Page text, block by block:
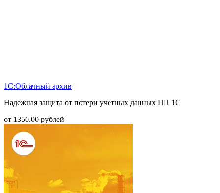
1С:Облачный архив
Надежная защита от потери учетных данных ПП 1С
от 1350.00 рублей